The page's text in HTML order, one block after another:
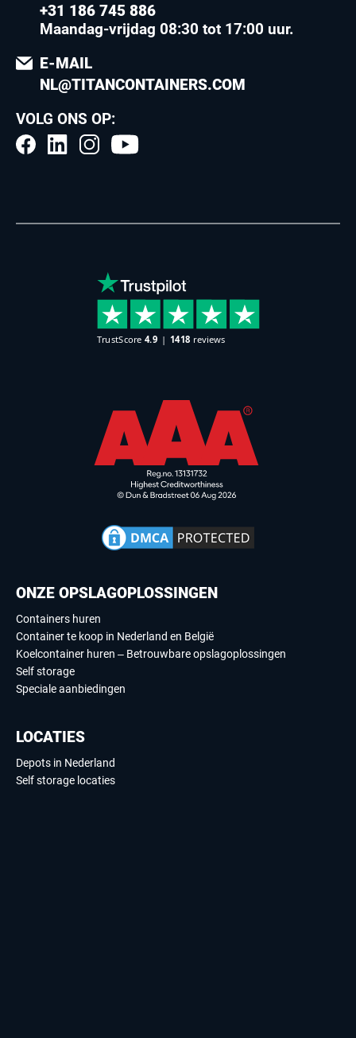
+31 186 745 886
Maandag-vrijdag 08:30 tot 17:00 uur.
E-MAIL
NL@TITANCONTAINERS.COM
VOLG ONS OP:
ONZE OPSLAGOPLOSSINGEN
Containers huren
Container te koop in Nederland en België
Koelcontainer huren – Betrouwbare opslagoplossingen
Self storage
Speciale aanbiedingen
LOCATIES
Depots in Nederland
Self storage locaties